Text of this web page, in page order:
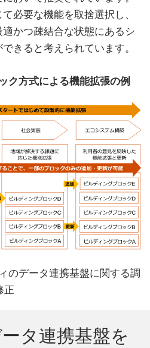
必要な機能を取捨選択し、
かつ疎結合な状態にあるシ
きると考えられています。
ク方式による機能拡張の例
のデータ連携基盤に関する調
正
タ連携基盤を